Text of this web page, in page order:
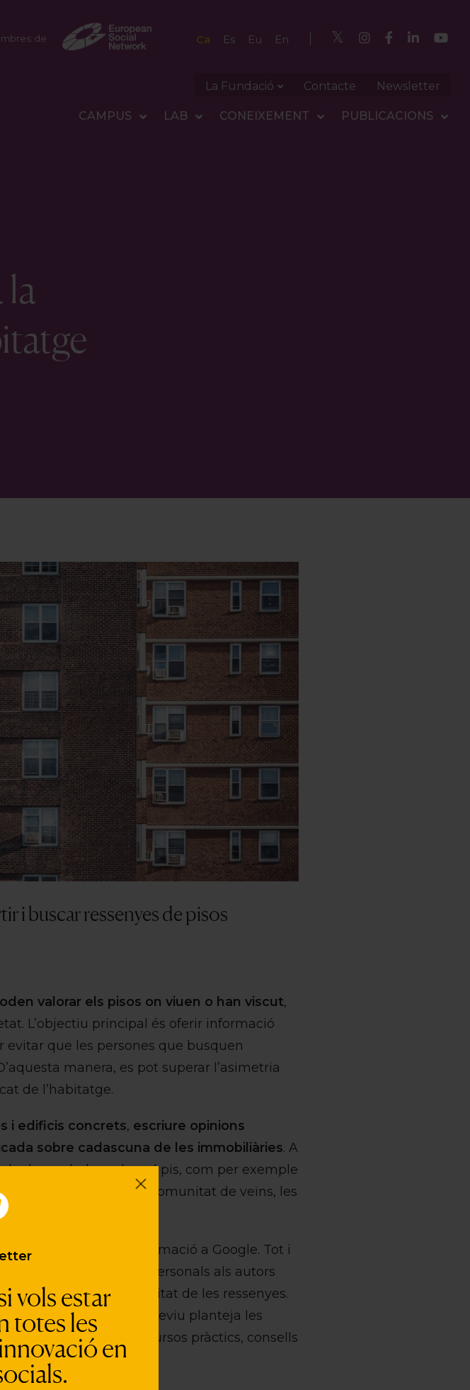
vols estar
totes les
en
de Ca Es Eu En
La Fundació Contacte Newsletter
CAMPUS LAB CONEIXEMENT PUBLICACIONS
i buscar ressenyes de pisos
valorar els pisos on viuen o han viscut,
L’objectiu principal és oferir informació
que les persones que busquen
manera, es pot superar l’asimetria
de l’habitatge.
i edificis concrets, escriure opinions
sobre cadascuna de les immobiliàries. A
donar dades sobre el pis, com per exemple
amb la propietat i la comunitat de veïns, les
municipal
i la informació a Google. Tot i
algunes dades personals als autors
comprovar l’autenticitat de les ressenyes.
“comentaris d’odi”, Reviu planteja les
també ofereix recursos pràctics, consells
d’habitatge.